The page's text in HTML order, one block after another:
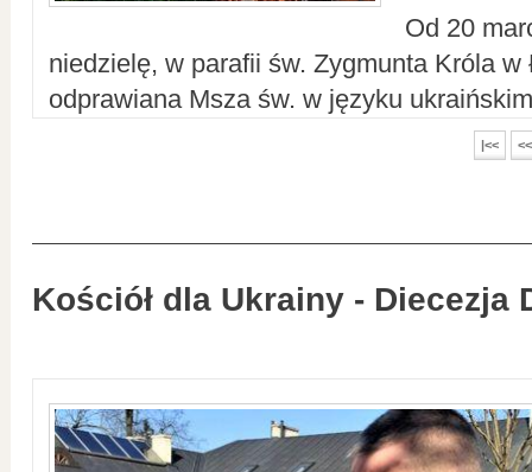
Od 20
niedzielę, w parafii św. Zygmunta Króla w
odprawiana Msza św. w języku
|<< <<
Kościół dla Ukrainy - Diecezja